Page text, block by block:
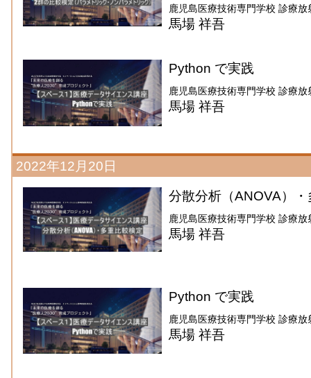
鹿児島医療技術専門学校 診療
馬場 祥吾
Python で実践
鹿児島医療技術専門学校 診療
馬場 祥吾
2022年12月20日
分散分析（ANOVA）
鹿児島医療技術専門学校 診療
馬場 祥吾
Python で実践
鹿児島医療技術専門学校 診療
馬場 祥吾